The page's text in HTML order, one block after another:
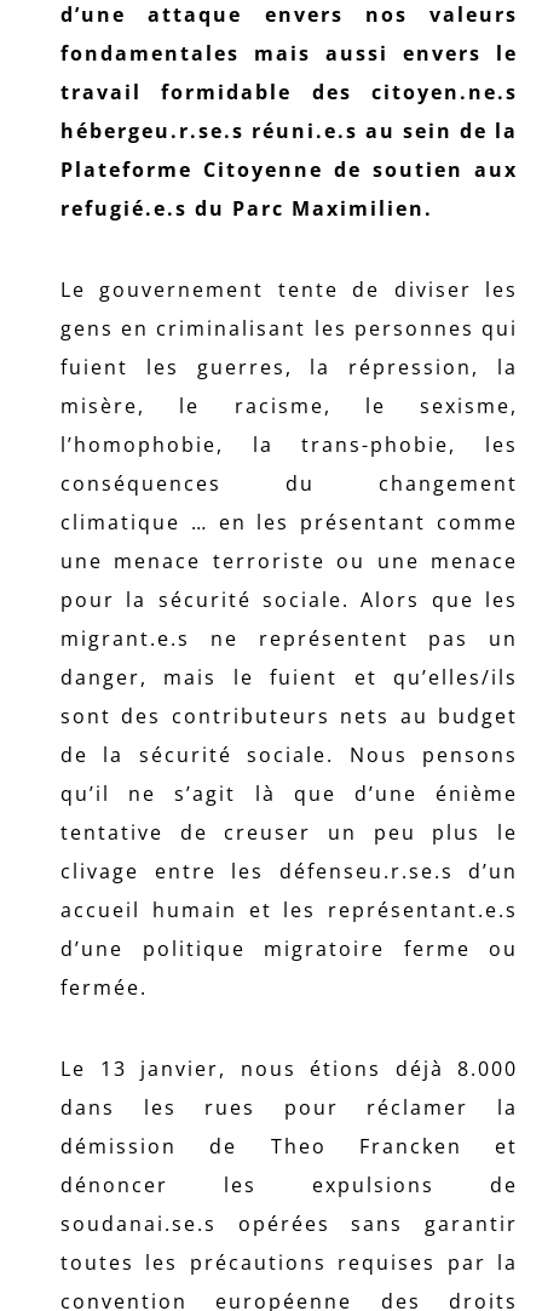
d’une attaque envers nos valeurs
fondamentales mais aussi envers le
travail formidable des citoyen.ne.s
hébergeu.r.se.s réuni.e.s au sein de la
Plateforme Citoyenne de soutien aux
refugié.e.s du Parc Maximilien.
Le gouvernement tente de diviser les
gens en criminalisant les personnes qui
fuient les guerres, la répression, la
misère, le racisme, le sexisme,
l’homophobie, la trans-phobie, les
conséquences du changement
climatique … en les présentant comme
une menace terroriste ou une menace
pour la sécurité sociale. Alors que les
migrant.e.s ne représentent pas un
danger, mais le fuient et qu’elles/ils
sont des contributeurs nets au budget
de la sécurité sociale. Nous pensons
qu’il ne s’agit là que d’une énième
tentative de creuser un peu plus le
clivage entre les défenseu.r.se.s d’un
accueil humain et les représentant.e.s
d’une politique migratoire ferme ou
fermée.
Le 13 janvier, nous étions déjà 8.000
dans les rues pour réclamer la
démission de Theo Francken et
dénoncer les expulsions de
soudanai.se.s opérées sans garantir
toutes les précautions requises par la
convention européenne des droits